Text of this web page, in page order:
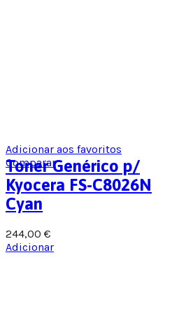
Adicionar aos favoritos
Comparar
Toner Genérico p/
Kyocera FS-C8026N
Cyan
244,00 €
Adicionar